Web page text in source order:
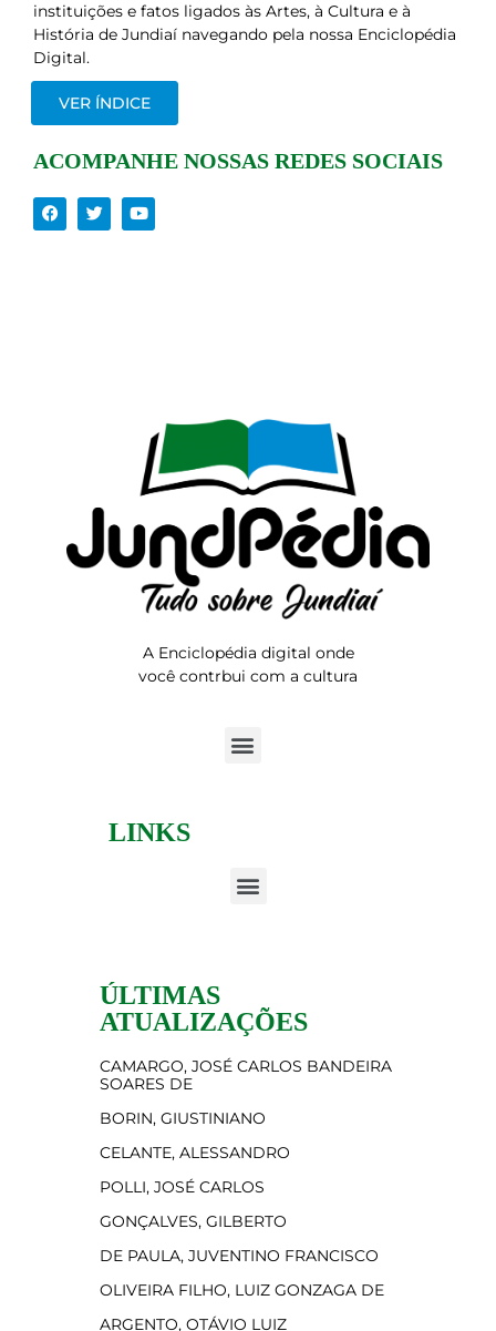
instituições e fatos ligados às Artes, à Cultura e à
História de Jundiaí navegando pela nossa Enciclopédia
Digital.
VER ÍNDICE
ACOMPANHE NOSSAS REDES SOCIAIS
A Enciclopédia digital onde
você contrbui com a cultura
LINKS
ÚLTIMAS
ATUALIZAÇÕES
CAMARGO, JOSÉ CARLOS BANDEIRA
SOARES DE
BORIN, GIUSTINIANO
CELANTE, ALESSANDRO
POLLI, JOSÉ CARLOS
GONÇALVES, GILBERTO
DE PAULA, JUVENTINO FRANCISCO
OLIVEIRA FILHO, LUIZ GONZAGA DE
ARGENTO, OTÁVIO LUIZ